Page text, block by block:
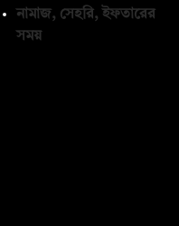
নামাজ, সেহরি, ইফতারের
সময়